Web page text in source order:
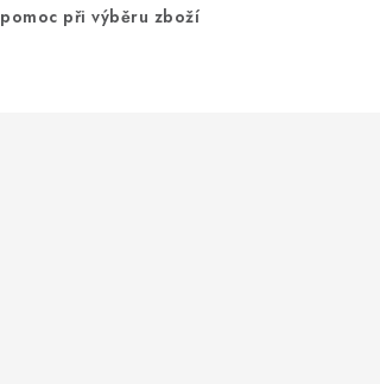
pomoc při výběru zboží